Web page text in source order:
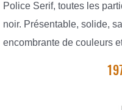
Police Serif, toutes les
noir. Présentable, solide,
encombrante de couleurs